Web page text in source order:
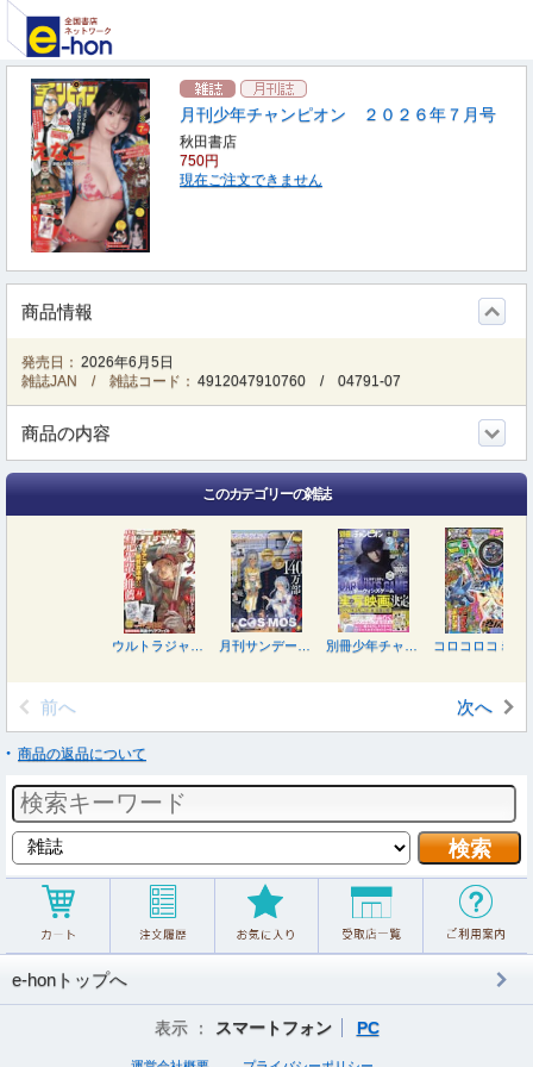
月刊少年チャンピオン ２０２６年７月号
秋田書店
750円
現在ご注文できません
商品情報
発売日： 2026年6月5日
雑誌JAN / 雑誌コード： 4912047910760 /04791-07
商品の内容
このカテゴリーの雑誌
前へ 次へ
商品の返品について
e-honトップへ
表示 ： スマートフォン PC